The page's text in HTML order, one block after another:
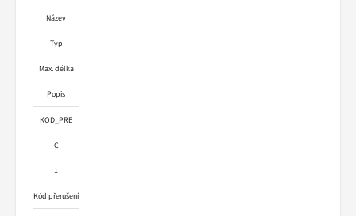
Název
Typ
Max. délka
Popis
KOD_PRE
C
1
Kód přerušení